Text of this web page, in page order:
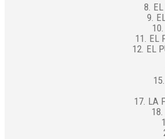
8.
9.
11. EL
12. EL
17. LA